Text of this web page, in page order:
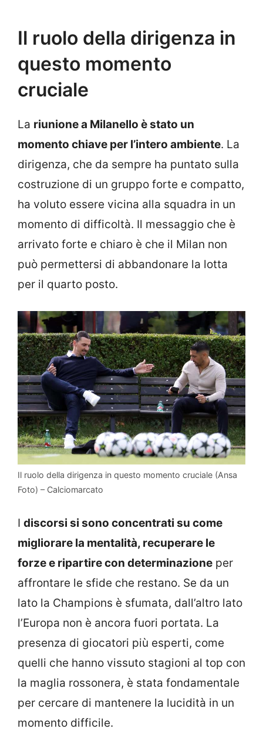
Il ruolo della dirigenza in
questo momento
cruciale
La riunione a Milanello è stato un
momento chiave per l’intero ambiente. La
dirigenza, che da sempre ha puntato sulla
costruzione di un gruppo forte e compatto,
ha voluto essere vicina alla squadra in un
momento di difficoltà. Il messaggio che è
arrivato forte e chiaro è che il Milan non
può permettersi di abbandonare la lotta
per il quarto posto.
Il ruolo della dirigenza in questo momento cruciale (Ansa
Foto) – Calciomarcato
I discorsi si sono concentrati su come
migliorare la mentalità, recuperare le
forze e ripartire con determinazione per
affrontare le sfide che restano. Se da un
lato la Champions è sfumata, dall’altro lato
l’Europa non è ancora fuori portata. La
presenza di giocatori più esperti, come
quelli che hanno vissuto stagioni al top con
la maglia rossonera, è stata fondamentale
per cercare di mantenere la lucidità in un
momento difficile.